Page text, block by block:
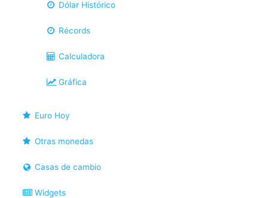
Dólar Histórico
Récords
Calculadora
Gráfica
Euro Hoy
Otras monedas
Casas de cambio
Widgets